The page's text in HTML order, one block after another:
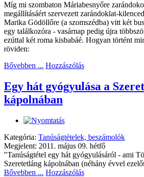
Míg mi szombaton Máriabesnyőre
megállításáért szervezett zarándoklat-
Marika Gödöllőre (a szomszédba) vitt két
egy találkozóra - vasárnap pedig újra
ezúttal két roma kisbabáé. Hogyan történt
röviden:
Bővebben ... Hozzászólás
Egy hát gyógyulása a
kápolnában
Kategória: Tanúságtételek, beszámolók
Megjelent: 2011. május 09. hétfő
"Tanúságtétel egy hát gyógyulásáról - ami
Szeretetláng kápolnában (néhány évvel
Bővebben ... Hozzászólás